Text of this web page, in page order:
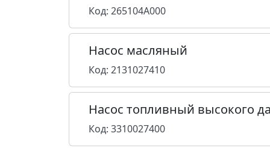
Код: 265104A000
Насос масляный
Код: 2131027410
Насос топливный высокого
Код: 3310027400